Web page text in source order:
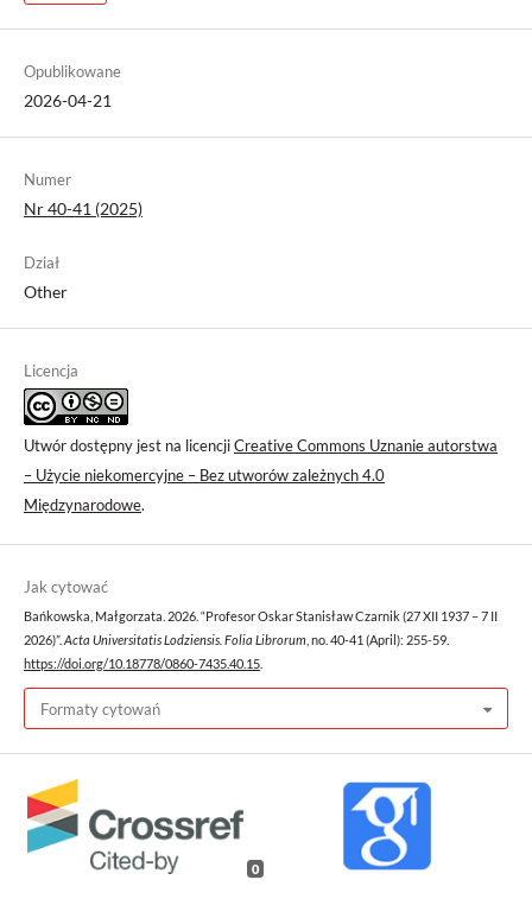
Opublikowane
2026-04-21
Numer
Nr 40-41 (2025)
Dział
Other
Licencja
Utwór dostępny jest na licencjiCreative Commons Uznanie autorstwa
– Użycie niekomercyjne – Bez utworów zależnych 4.0
Międzynarodowe.
Jak cytować
Bańkowska, Małgorzata. 2026. “Profesor Oskar Stanisław Czarnik (27 XII 1937 – 7 II
2026)”. Acta Universitatis Lodziensis. Folia Librorum , no. 40-41 (April): 255-59.
https://doi.org/10.18778/0860-7435.40.15
Formaty cytowań
0